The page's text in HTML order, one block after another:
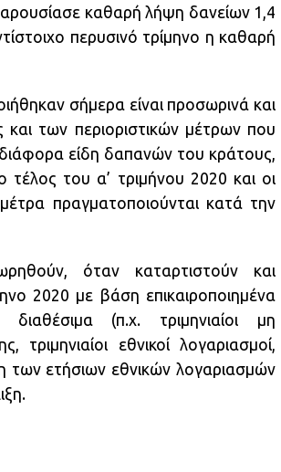
καθαρή λήψη δανείων 1,4
περυσινό τρίμηνο η καθαρή
σήμερα είναι προσωρινά και
των περιοριστικών μέτρων που
είδη δαπανών του κράτους,
τέλος του α’ τριμήνου 2020 και οι
πραγματοποιούνται κατά την
όταν καταρτιστούν και
2020 με βάση επικαιροποιημένα
(π.χ. τριμηνιαίοι μη
τριμηνιαίοι εθνικοί λογαριασμοί,
των ετήσιων εθνικών λογαριασμών